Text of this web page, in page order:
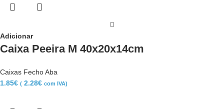
Adicionar
Caixa Peeira M 40x20x14cm
Caixas Fecho Aba
1.85€ ( 2.28€ com IVA)